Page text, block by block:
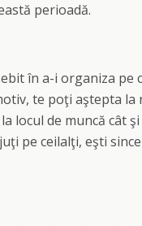
perioadă.
în a-i organiza pe
, te poţi aştepta la
locul de muncă cât
pe ceilalţi, eşti